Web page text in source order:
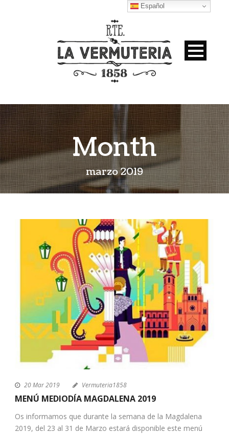
Month
marzo 2019
20 Mar 2019 Vermuteria1858
MENÚ MEDIODÍA MAGDALENA 2019
Os informamos que durante la semana de la Magdalena
2019, del 23 al 31 de Marzo estará disponible este menú
Español